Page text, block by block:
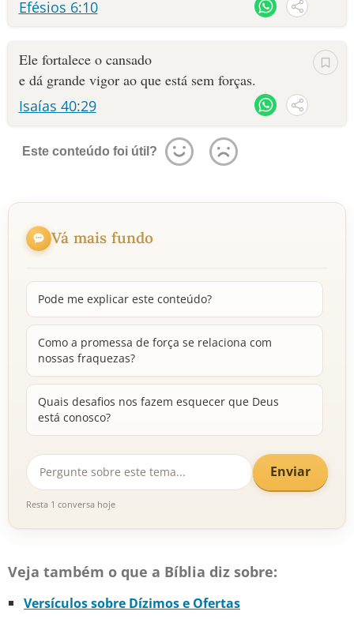
Efésios 6:10
Ele fortalece o cansado
e dá grande vigor ao que está sem forças.
Isaías 40:29
Este conteúdo foi útil?
Vá mais fundo
Pode me explicar este conteúdo?
Como a promessa de força se relaciona com
nossas fraquezas?
Quais desafios nos fazem esquecer que Deus
está conosco?
Enviar
Resta 1 conversa hoje
Veja também o que a Bíblia diz sobre:
Versículos sobre Dízimos e Ofertas